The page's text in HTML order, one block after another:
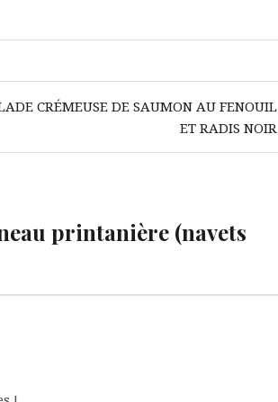
CRÉMEUSE DE SAUMON AU FENOUIL
ET RADIS NOIR
printanière (navets